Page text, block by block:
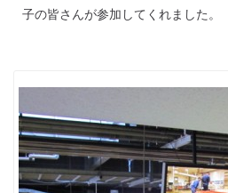
子の皆さんが参加してくれました。